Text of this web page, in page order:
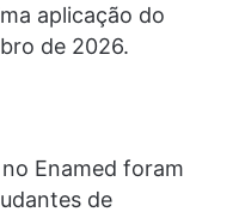
aplicação do
de 2026.
Enamed foram
de